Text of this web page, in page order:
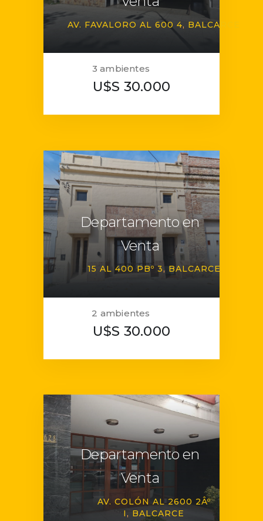
AV. FAVALORO AL 600 4 BALCARCE
3 ambientes
U$S 30.000
Departamento en
Venta
15 AL 400 PBº 3 BALCARCE
2 ambientes
U$S 30.000
Departamento en
Venta
AV. COLÓN AL 2600 2Âº
I BALCARCE